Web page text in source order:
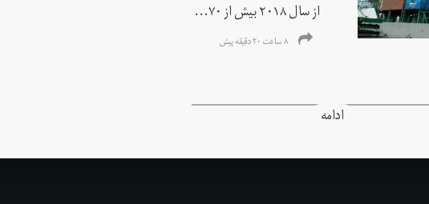
از سال ۲۰۱۸ بیش از ۷۰...
۸ ساعت ۲۰ دقیقه پیش
ادامه